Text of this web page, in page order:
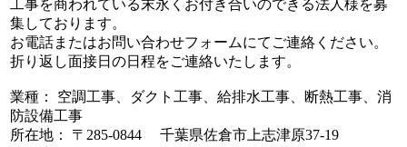
工事を商われている末永くお付き合いのできる法人様を募
集しております。
お電話またはお問い合わせフォームにてご連絡ください。
折り返し面接日の日程をご連絡いたします。
業種： 空調工事、ダクト工事、給排水工事、断熱工事、消
防設備工事
所在地： 〒285-0844 千葉県佐倉市上志津原37-19